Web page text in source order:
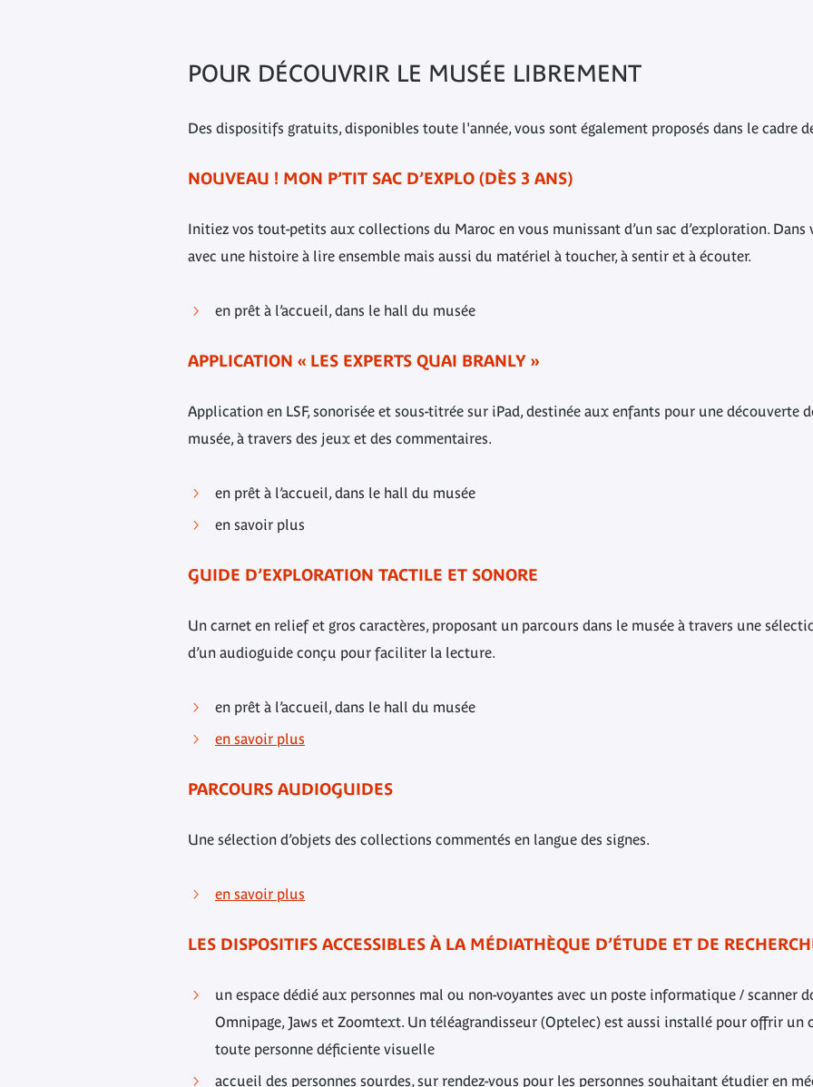
POUR DÉCOUVRIR LE MUSÉE LIBREMENT
Des dispositifs gratuits, disponibles toute l'année, vous sont également proposés dans le cadre
NOUVEAU ! MON P’TIT SAC D’EXPLO (DÈS 3 ANS)
Initiez vos tout-petits aux collections du Maroc en vous munissant d’un sac d’exploration. Dans
avec une histoire à lire ensemble mais aussi du matériel à toucher, à sentir et à écouter.
en prêt à l’accueil, dans le hall du musée
APPLICATION « LES EXPERTS QUAI BRANLY »
Application en LSF, sonorisée et sous-titrée sur iPad, destinée aux enfants pour une découverte
musée, à travers des jeux et des commentaires.
en prêt à l’accueil, dans le hall du musée
en savoir plus
GUIDE D’EXPLORATION TACTILE ET SONORE
Un carnet en relief et gros caractères, proposant un parcours dans le musée à travers une
d’un audioguide conçu pour faciliter la lecture.
en prêt à l’accueil, dans le hall du musée
en savoir plus
PARCOURS AUDIOGUIDES
Une sélection d’objets des collections commentés en langue des signes.
en savoir plus
LES DISPOSITIFS ACCESSIBLES À LA MÉDIATHÈQUE D’ÉTUDE ET DE
un espace dédié aux personnes mal ou non-voyantes avec un poste informatique / scanner
Omnipage, Jaws et Zoomtext. Un téléagrandisseur (Optelec) est aussi installé pour offrir
toute personne déficiente visuelle
accueil des personnes sourdes, sur rendez-vous pour les personnes souhaitant étudier en